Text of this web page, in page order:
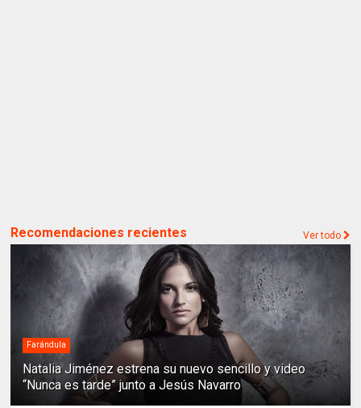
Recomendaciones recientes Ver todo
Farándula
Natalia Jiménez estrena su nuevo sencillo y video
“Nunca es tarde” junto a Jesús Navarro